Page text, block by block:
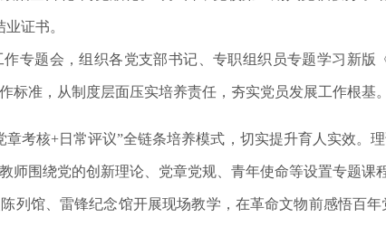
证书。
专题会，组织各党支部书记、专职组织员专题学习新
标准，从制度层面压实培养责任，夯实党员发展工作根基。
章考核+日常评议”全链条培养模式，切实提升育人实效。
师围绕党的创新理论、党章党规、青年使命等设置专题课
列馆、雷锋纪念馆开展现场教学，在革命文物前感悟百